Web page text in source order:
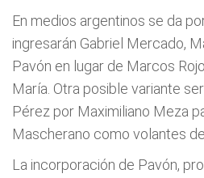
En medios argentinos se da
ingresarán Gabriel Mercado,
Pavón en lugar de Marcos
María. Otra posible variante
Pérez por Maximiliano Meza
Mascherano como volantes
La incorporación de Pavón,